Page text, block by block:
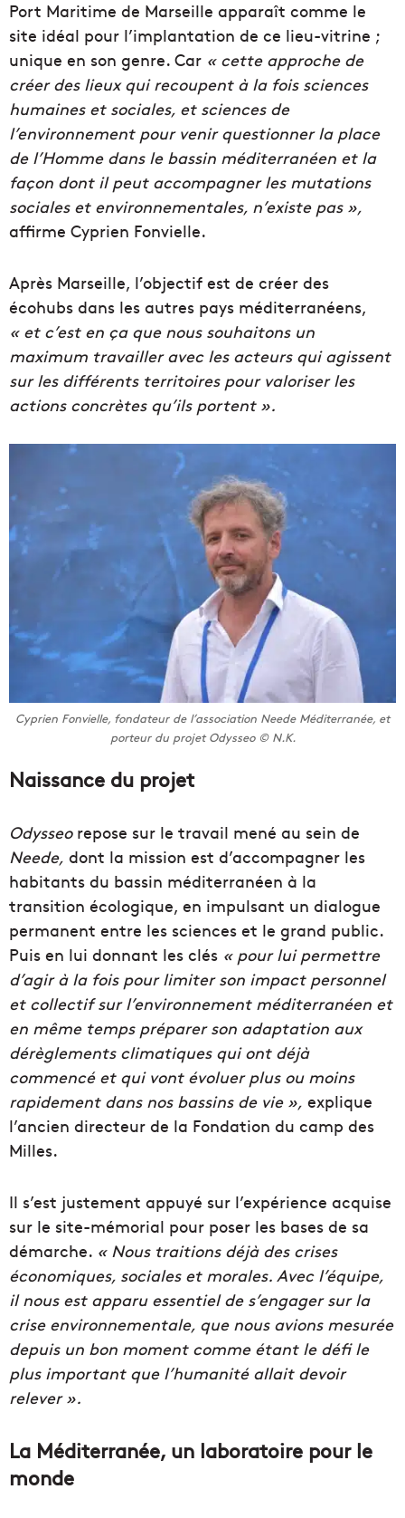
Port Maritime de Marseille apparaît comme le
site idéal pour l’implantation de ce lieu-vitrine ;
unique en son genre. Car « cette approche de
créer des lieux qui recoupent à la fois sciences
humaines et sociales, et sciences de
l’environnement pour venir questionner la place
de l’Homme dans le bassin méditerranéen et la
façon dont il peut accompagner les mutations
sociales et environnementales, n’existe pas »,
affirme Cyprien Fonvielle.
Après Marseille, l’objectif est de créer des
écohubs dans les autres pays méditerranéens,
« et c’est en ça que nous souhaitons un
maximum travailler avec les acteurs qui agissent
sur les différents territoires pour valoriser les
actions concrètes qu’ils portent ».
Cyprien Fonvielle, fondateur de l’association Neede Méditerranée, et
porteur du projet Odysseo © N.K.
Naissance du projet
Odysseorepose sur le travail mené au sein de
Neede, dont la mission est d’accompagner les
habitants du bassin méditerranéen à la
transition écologique, en impulsant un dialogue
permanent entre les sciences et le grand public.
Puis en lui donnant les clés « pour lui permettre
d’agir à la fois pour limiter son impact personnel
et collectif sur l’environnement méditerranéen et
en même temps préparer son adaptation aux
dérèglements climatiques qui ont déjà
commencé et qui vont évoluer plus ou moins
rapidement dans nos bassins de vie », explique
l’ancien directeur de la Fondation du camp des
Milles.
Il s’est justement appuyé sur l’expérience acquise
sur le site-mémorial pour poser les bases de sa
démarche. « Nous traitions déjà des crises
économiques, sociales et morales. Avec l’équipe,
il nous est apparu essentiel de s’engager sur la
crise environnementale, que nous avions mesurée
depuis un bon moment comme étant le défi le
plus important que l’humanité allait devoir
relever ».
La Méditerranée, un laboratoire pour le
monde